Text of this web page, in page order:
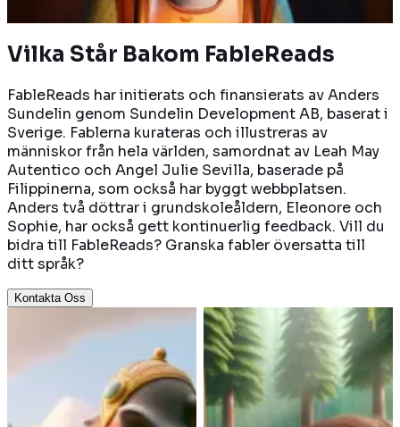
Vilka Står Bakom FableReads
FableReads har initierats och finansierats av Anders
Sundelin genom Sundelin Development AB, baserat i
Sverige. Fablerna kurateras och illustreras av
människor från hela världen, samordnat av Leah May
Autentico och Angel Julie Sevilla, baserade på
Filippinerna, som också har byggt webbplatsen.
Anders två döttrar i grundskoleåldern, Eleonore och
Sophie, har också gett kontinuerlig feedback. Vill du
bidra till FableReads? Granska fabler översatta till
ditt språk?
Kontakta Oss